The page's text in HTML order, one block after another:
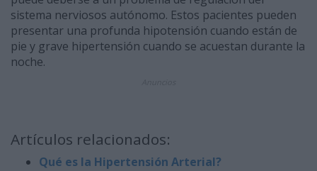
sistema nerviosos autónomo. Estos pacientes pueden
presentar una profunda hipotensión cuando están de
pie y grave hipertensión cuando se acuestan durante la
noche.
Artículos relacionados:
Qué es la Hipertensión Arterial?